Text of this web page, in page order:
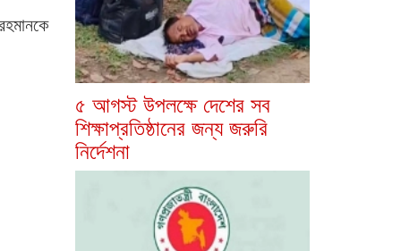
৫ আগস্ট উপলক্ষে দেশের সব
শিক্ষাপ্রতিষ্ঠানের জন্য জরুরি
নির্দেশনা